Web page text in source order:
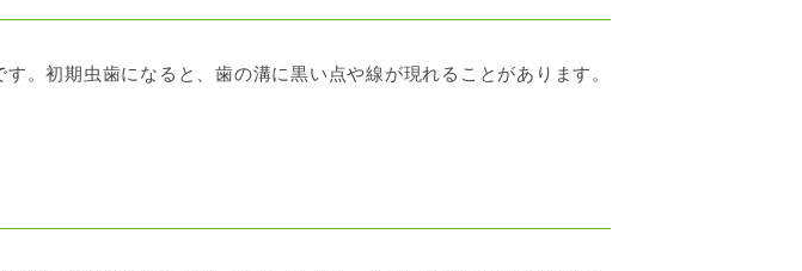
。初期虫歯になると、歯の溝に黒い点や線が現れることがあります。